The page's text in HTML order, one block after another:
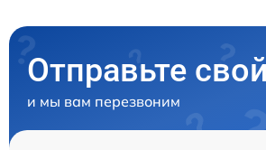
Отправьте
и мы вам перезвоним